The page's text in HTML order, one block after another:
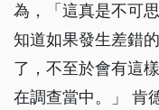
為，「這真是不可
知道如果發生差錯
了，不至於會有這
在調查當中。」 肯